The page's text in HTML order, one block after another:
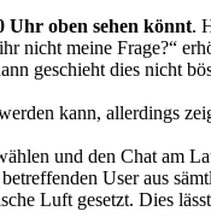
Uhr oben sehen könnt.
nicht meine Frage?“
geschieht dies nicht
kann, allerdings
und den Chat am
User aus
Luft gesetzt. Dies